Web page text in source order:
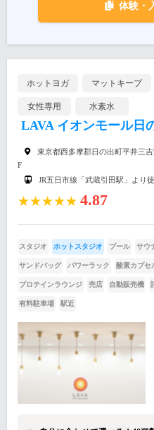
体験・
ホットヨガ マットキープ
女性専用 水素水
LAVA イオンモール日
東京都西多摩郡日の出町平井三
F
JR五日市線「武蔵引田駅」より
★★★★★ 4.87
スタジオ ホットスタジオ プール サウ
サンドバッグ パワーラック 酸素カプセ
プロテインラウンジ 売店 自動販売機
有料駐車場 駅近